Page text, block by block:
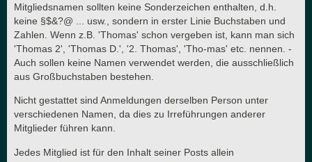
Mitgliedsnamen sollten keine Sonderzeichen enthalten, d.h.
keine §$&?@ ... usw., sondern in erster Linie Buchstaben und
Zahlen. Wenn z.B. 'Thomas' schon vergeben ist, kann man sich
'Thomas 2', 'Thomas D.', '2. Thomas', 'Tho-mas' etc. nennen. -
Auch sollen keine Namen verwendet werden, die ausschließlich
aus Großbuchstaben bestehen.
Nicht gestattet sind Anmeldungen derselben Person unter
verschiedenen Namen, da dies zu Irreführungen anderer
Mitglieder führen kann.
Jedes Mitglied ist für den Inhalt seiner Posts allein